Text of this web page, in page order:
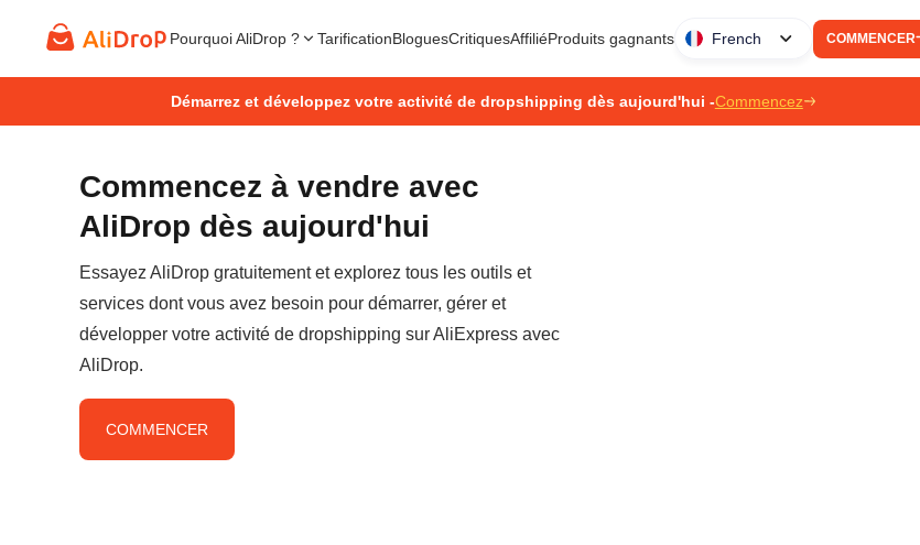
Pourquoi AliDrop ? TarificationBloguesCritiquesAffiliéProduits gagnants French COMMENCER
Démarrez et développez votre activité de dropshipping dès aujourd'hui -Commencez
Commencez à vendre avec
AliDrop dès aujourd'hui
Essayez AliDrop gratuitement et explorez tous les outils et
services dont vous avez besoin pour démarrer, gérer et
développer votre activité de dropshipping sur AliExpress avec
AliDrop.
COMMENCER